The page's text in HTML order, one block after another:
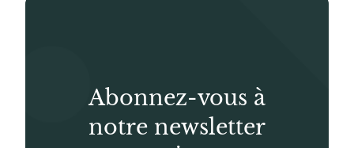
Abonnez-vous à
notre newsletter